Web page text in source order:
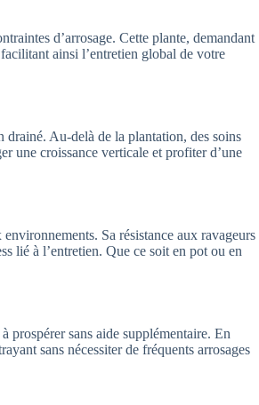
d’arrosage. Cette plante, demandant
ainsi l’entretien global de votre
drainé. Au-delà de la plantation, des soins
une croissance verticale et profiter d’une
Sa résistance aux ravageurs
lié à l’entretien. Que ce soit en pot ou en
prospérer sans aide supplémentaire. En
sans nécessiter de fréquents arrosages